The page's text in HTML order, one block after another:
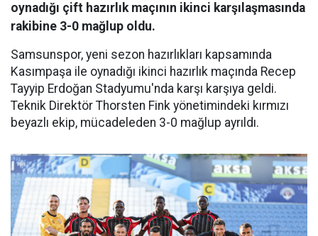
oynadığı çift hazırlık maçının ikinci karşılaşmasında
rakibine 3-0 mağlup oldu.
Samsunspor, yeni sezon hazırlıkları kapsamında
Kasımpaşa ile oynadığı ikinci hazırlık maçında Recep
Tayyip Erdoğan Stadyumu'nda karşı karşıya geldi.
Teknik Direktör Thorsten Fink yönetimindeki kırmızı
beyazlı ekip, mücadeleden 3-0 mağlup ayrıldı.